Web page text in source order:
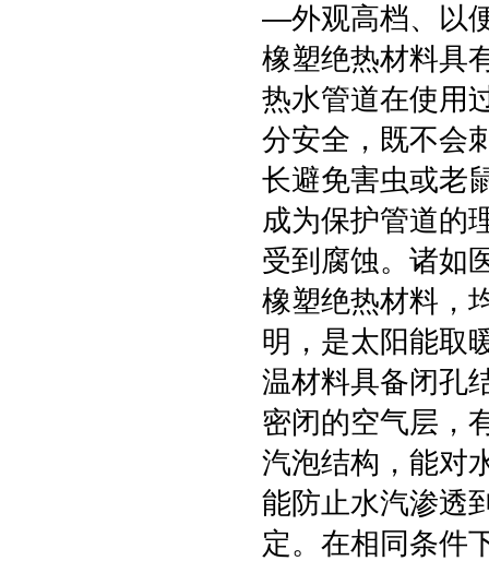
—外观高档、以
橡塑绝热材料具
热水管道在使用
分安全，既不会
长避免害虫或老
成为保护管道的
受到腐蚀。诸如
橡塑绝热材料，
明，是太阳能
温材料具备闭孔
密闭的空气层，
汽泡结构，能对
能防止水汽渗透
定。在相同条件